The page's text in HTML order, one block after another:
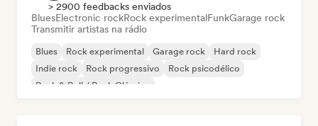
> 2900 feedbacks enviados
BluesElectronic rockRock experimentalFunkGarage rock
Transmitir artistas na rádio
Blues Rock experimental Garage rock
Hard rock
Indie rock
Rock progressivo
Rock psicodélico
Rock & Roll / Rock Clássico